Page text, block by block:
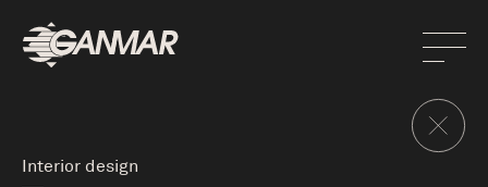
Interior design